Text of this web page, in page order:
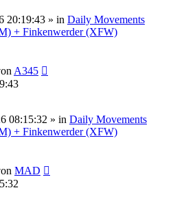
20:19:43 » in Daily Movements
+ Finkenwerder (XFW)
A345
08:15:32 » in Daily Movements
+ Finkenwerder (XFW)
MAD